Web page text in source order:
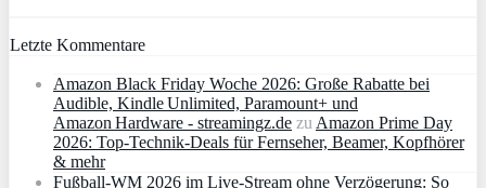
Letzte Kommentare
Amazon Black Friday Woche 2026: Große Rabatte bei
Audible, Kindle Unlimited, Paramount+ und
Amazon Hardware - streamingz.de zuAmazon Prime Day
2026: Top-Technik-Deals für Fernseher, Beamer, Kopfhörer
& mehr
Fußball-WM 2026 im Live-Stream ohne Verzögerung: So